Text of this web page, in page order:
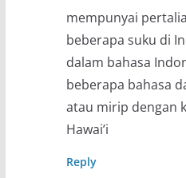
mempunyai
beberapa suku di
dalam bahasa
beberapa bahasa
atau mirip dengan
Hawai’i
Reply